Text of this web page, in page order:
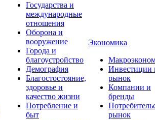
Государства и
международные
отношения
Оборона и
вооружение
Города и
благоустройство
Демография
Благостостояние,
здоровье и
качество жизни
Потребление и
быт
Экономика
Инвестиции
рынок
Компании и
бренды
рынок